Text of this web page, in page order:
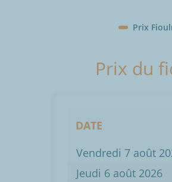
Prix
Prix du
DATE
Vendredi 7 août
Jeudi 6 août 2026